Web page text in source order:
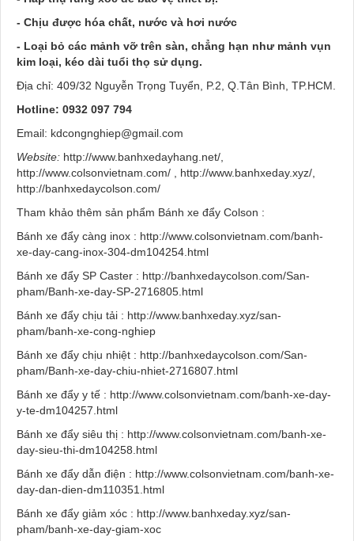
- Chịu được hóa chất, nước và hơi nước
- Loại bỏ các mảnh vỡ trên sàn, chẳng hạn như mảnh vụn
kim loại, kéo dài tuổi thọ sử dụng.
Địa chỉ: 409/32 Nguyễn Trọng Tuyển, P.2, Q.Tân Bình, TP.HCM.
Hotline: 0932 097 794
Email: kdcongnghiep@gmail.com
Website: http://www.banhxedayhang.net/,
http://www.colsonvietnam.com/ , http://www.banhxeday.xyz/,
http://banhxedaycolson.com/
Tham khảo thêm sản phẩm Bánh xe đẩy Colson :
Bánh xe đẩy càng inox : http://www.colsonvietnam.com/banh-
xe-day-cang-inox-304-dm104254.html
Bánh xe đẩy SP Caster : http://banhxedaycolson.com/San-
pham/Banh-xe-day-SP-2716805.html
Bánh xe đẩy chịu tải : http://www.banhxeday.xyz/san-
pham/banh-xe-cong-nghiep
Bánh xe đẩy chịu nhiệt : http://banhxedaycolson.com/San-
pham/Banh-xe-day-chiu-nhiet-2716807.html
Bánh xe đẩy y tế : http://www.colsonvietnam.com/banh-xe-day-
y-te-dm104257.html
Bánh xe đẩy siêu thị : http://www.colsonvietnam.com/banh-xe-
day-sieu-thi-dm104258.html
Bánh xe đẩy dẫn điện : http://www.colsonvietnam.com/banh-xe-
day-dan-dien-dm110351.html
Bánh xe đẩy giảm xóc : http://www.banhxeday.xyz/san-
pham/banh-xe-day-giam-xoc